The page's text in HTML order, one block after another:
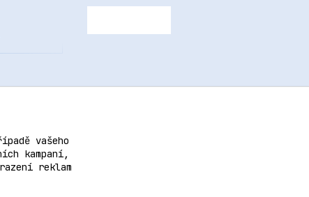
vašeho
kampaní,
reklam